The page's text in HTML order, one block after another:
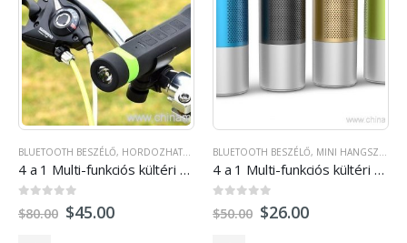
BLUETOOTH BESZÉLŐ, HORDOZHATÓ HANGSZÓRÓ ,MULTI-FUNKCIÓS HANGSZÓRÓK
4 a 1 Multi-funkciós kültéri zseblámpával power bank bluetooth beszélő
$80.00 $45.00
BLUETOOTH BESZÉLŐ, MINI HANGSZÓRÓ
4 a 1 Multi-funkciós kültéri zseblámpával power bank bluetooth beszélő
$50.00 $26.00